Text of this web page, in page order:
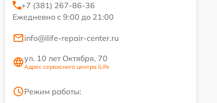
+7 (381) 267-86-36
Ежедневно с 9:00 до 21:00
info@ilife-repair-center.ru
ул. 10 лет Октября, 70
Адрес сервисного центра iLife
Режим работы: